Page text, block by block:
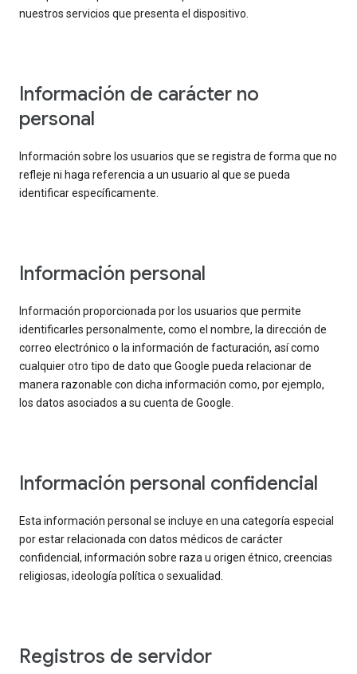
nuestros servicios que presenta el dispositivo.
Información de carácter no
personal
Información sobre los usuarios que se registra de forma que no
refleje ni haga referencia a un usuario al que se pueda
identificar específicamente.
Información personal
Información proporcionada por los usuarios que permite
identificarles personalmente, como el nombre, la dirección de
correo electrónico o la información de facturación, así como
cualquier otro tipo de dato que Google pueda relacionar de
manera razonable con dicha información como, por ejemplo,
los datos asociados a su cuenta de Google.
Información personal confidencial
Esta información personal se incluye en una categoría especial
por estar relacionada con datos médicos de carácter
confidencial, información sobre raza u origen étnico, creencias
religiosas, ideología política o sexualidad.
Registros de servidor